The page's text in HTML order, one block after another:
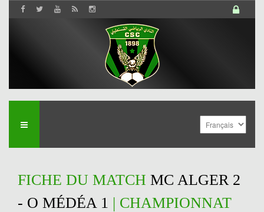
FICHE DU MATCH MC ALGER 2
- O MÉDÉA 1 | CHAMPIONNAT